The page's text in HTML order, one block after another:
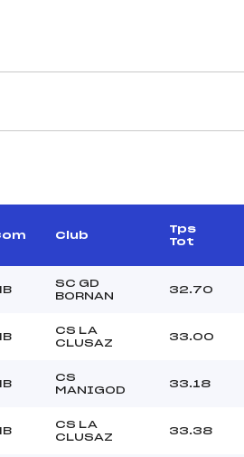
:
:
Club
Tps
Tot
SC GD
BORNAN
32.70
CS LA
CLUSAZ
33.00
CS
MANIGOD
33.18
CS LA
CLUSAZ
33.38